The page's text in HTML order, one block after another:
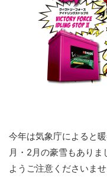
今年は気象庁によると
月・2月の豪雪もあり
ようご注意くださいませ